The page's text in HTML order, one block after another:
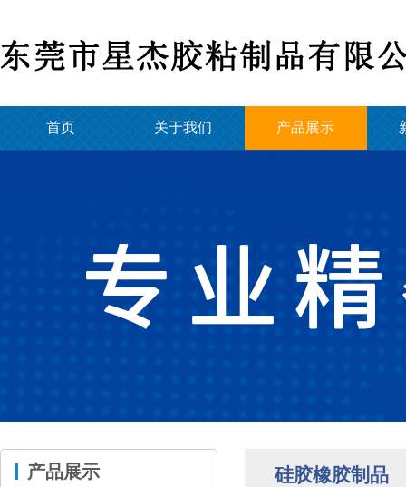
首页 关于我们 产品展示
产品展示 硅胶橡胶制品